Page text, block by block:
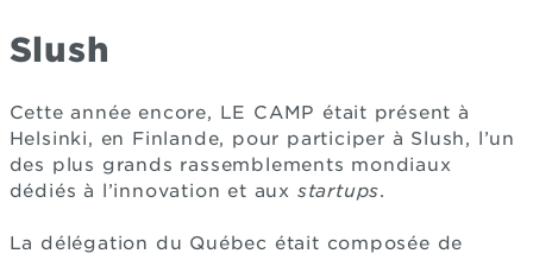
Slush
Cette année encore, LE CAMP était présent à
Helsinki, en Finlande, pour participer à Slush, l’un
des plus grands rassemblements mondiaux
dédiés à l’innovation et aux startups.
La délégation du Québec était composée de